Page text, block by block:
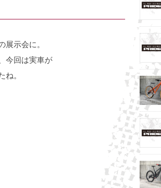
示会に。
今回は実車が
。